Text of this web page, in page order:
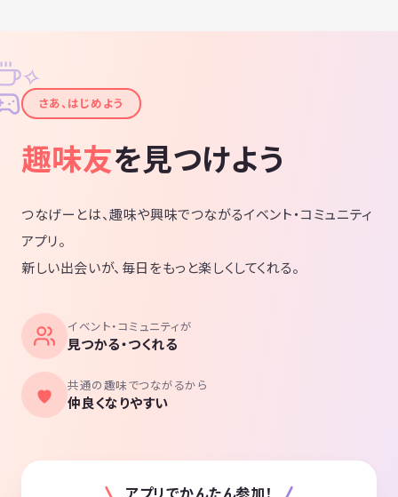
✦
✧
さあ、はじめよう
趣味友を見つけよう
つなげーとは、趣味や興味でつながるイベント・コミュニティ
アプリ。
新しい出会いが、毎日をもっと楽しくしてくれる。
イベント・コミュニティが
見つかる・つくれる
共通の趣味でつながるから
仲良くなりやすい
アプリでかんたん参加！